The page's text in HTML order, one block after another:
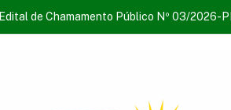
Edital de Chamamento Público Nº 03/2026-